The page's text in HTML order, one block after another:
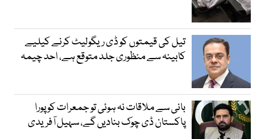
تیل کی قیمتوں کو ڈی ریگولیٹ کرنے کیلیے
کابینہ سے منظوری جلد متوقع ہے، احد چیمہ
بانی سے ملاقات نہ ہوئی تو جمعرات کو پورا
پاکستان ڈی چوک بنادیں گے، سہیل آفریدی